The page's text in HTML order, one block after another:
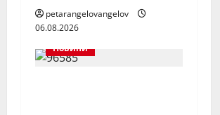
petarangelovangelov
06.08.2026
Новини